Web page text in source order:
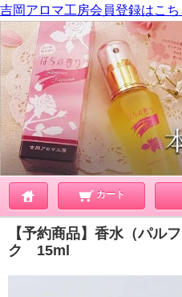
吉岡アロマ工房会員登録はこち
カート
【予約商品】香水（パル
ク 15ml